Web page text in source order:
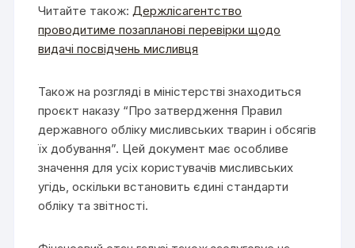
Читайте також:Держлісагентство
проводитиме позапланові перевірки щодо
видачі посвідчень мисливця
Також на розгляді в міністерстві знаходиться
проєкт наказу “Про затвердження Правил
державного обліку мисливських тварин і обсягів
їх добування”. Цей документ має особливе
значення для усіх користувачів мисливських
угідь, оскільки встановить єдині стандарти
обліку та звітності.